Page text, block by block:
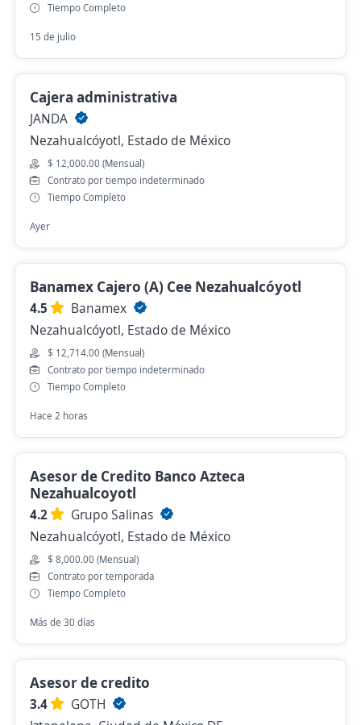
Tiempo Completo
15 de julio
Cajera administrativa
JANDA
Nezahualcóyotl, Estado de México
$ 12,000.00 (Mensual)
Contrato por tiempo indeterminado
Tiempo Completo
Ayer
Banamex Cajero (A) Cee Nezahualcóyotl
4.5
Banamex
Nezahualcóyotl, Estado de México
$ 12,714.00 (Mensual)
Contrato por tiempo indeterminado
Tiempo Completo
Hace 2 horas
Asesor de Credito Banco Azteca
Nezahualcoyotl
4.2
Grupo Salinas
Nezahualcóyotl, Estado de México
$ 8,000.00 (Mensual)
Contrato por temporada
Tiempo Completo
Más de 30 días
Asesor de credito
3.4
GOTH